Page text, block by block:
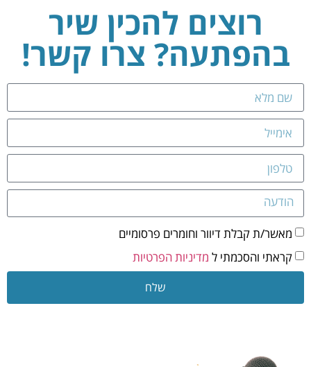
רוצים להכין שיר
בהפתעה? צרו קשר!
מאשר/ת קבלת דיוור וחומרים פרסומיים
קראתי והסכמתי ל מדיניות הפרטיות
שלח